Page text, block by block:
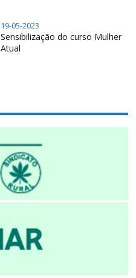
19-05-2023
Sensibilização do curso Mulher
Atual